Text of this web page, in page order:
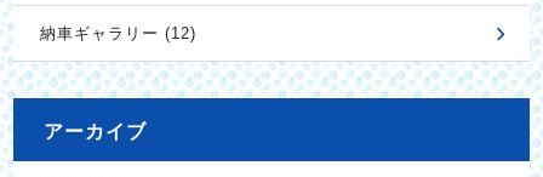
納車ギャラリー (12)
アーカイブ